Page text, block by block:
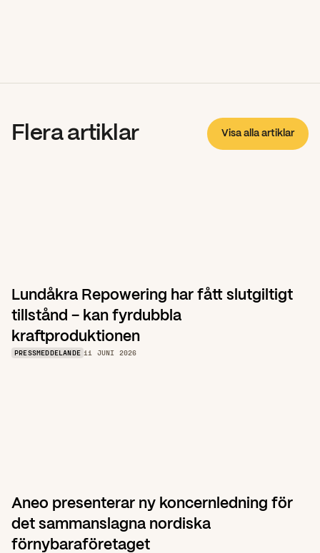
Flera artiklar Visa alla artiklar
Lundåkra Repowering har fått slutgiltigt
tillstånd – kan fyrdubbla
kraftproduktionen
PRESSMEDDELANDE 11 JUNI 2026
Aneo presenterar ny koncernledning för
det sammanslagna nordiska
förnybaraföretaget